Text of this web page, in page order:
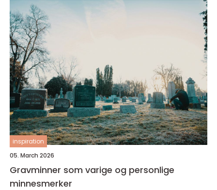
inspiration
05. March 2026
Gravminner som varige og personlige
minnesmerker